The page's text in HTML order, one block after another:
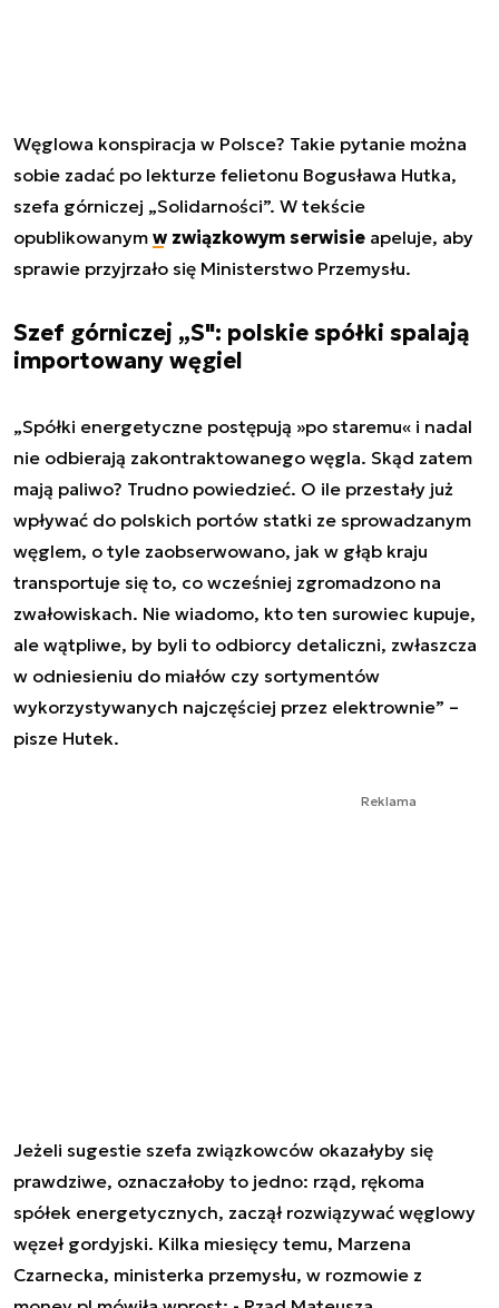
Węglowa konspiracja w Polsce? Takie pytanie można
sobie zadać po lekturze felietonu Bogusława Hutka,
szefa górniczej „Solidarności”. W tekście
opublikowanym w związkowym serwisie apeluje, aby
sprawie przyjrzało się Ministerstwo Przemysłu.
Szef górniczej „S": polskie spółki spalają
importowany węgiel
„Spółki energetyczne postępują »po staremu« i nadal
nie odbierają zakontraktowanego węgla. Skąd zatem
mają paliwo? Trudno powiedzieć. O ile przestały już
wpływać do polskich portów statki ze sprowadzanym
węglem, o tyle zaobserwowano, jak w głąb kraju
transportuje się to, co wcześniej zgromadzono na
zwałowiskach. Nie wiadomo, kto ten surowiec kupuje,
ale wątpliwe, by byli to odbiorcy detaliczni, zwłaszcza
w odniesieniu do miałów czy sortymentów
wykorzystywanych najczęściej przez elektrownie” –
pisze Hutek.
Reklama
Jeżeli sugestie szefa związkowców okazałyby się
prawdziwe, oznaczałoby to jedno: rząd, rękoma
spółek energetycznych, zaczął rozwiązywać węglowy
węzeł gordyjski. Kilka miesięcy temu, Marzena
Czarnecka, ministerka przemysłu, w rozmowie z